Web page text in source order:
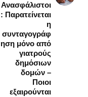
Ανασφάλιστοι
: Παρατείνεται
η
συνταγογράφ
ηση μόνο από
γιατρούς
δημόσιων
δομών –
Ποιοι
εξαιρούνται